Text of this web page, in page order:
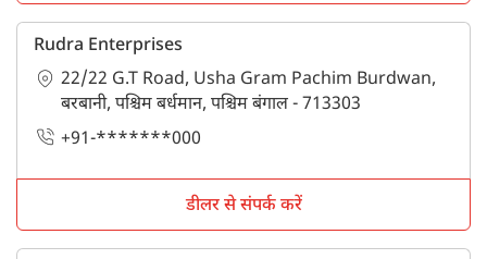
Rudra Enterprises
22/22 G.T Road, Usha Gram Pachim Burdwan,
बरबानी, पश्चिम बर्धमान, पश्चिम बंगाल - 713303
+91-*******000
डीलर से संपर्क करें